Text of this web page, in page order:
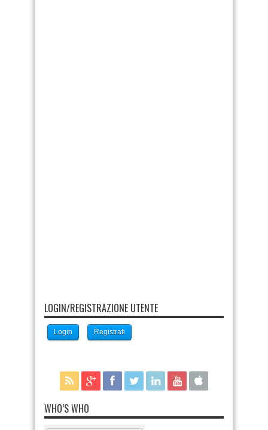
LOGIN/REGISTRAZIONE UTENTE
Login Registrati
WHO’S WHO